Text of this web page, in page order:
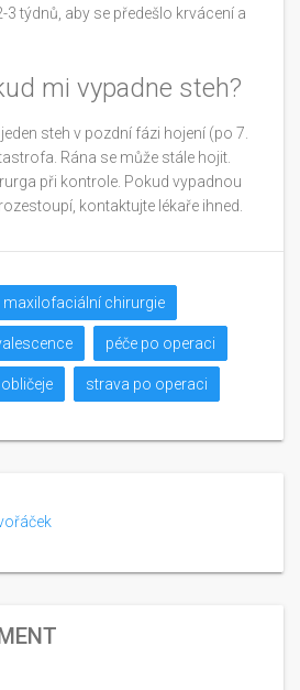
týdnů, aby se předešlo krvácení a
mi vypadne steh?
steh v pozdní fázi hojení (po 7.
Rána se může stále hojit.
při kontrole. Pokud vypadnou
kontaktujte lékaře ihned.
maxilofaciální chirurgie
péče po operaci
strava po operaci